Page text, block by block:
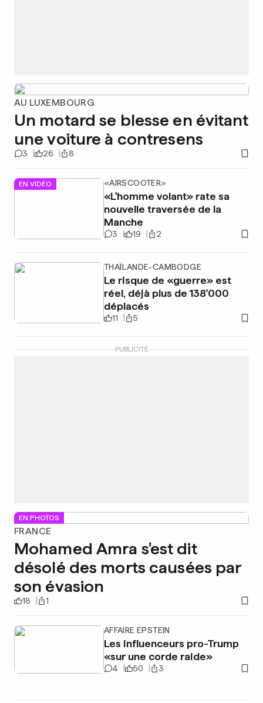
AU LUXEMBOURG
Un motard se blesse en évitant
une voiture à contresens
3 26 8
EN VIDÉO «AIRSCOOTER»
«L'homme volant» rate sa
nouvelle traversée de la
Manche
3 19 2
THAÏLANDE-CAMBODGE
Le risque de «guerre» est
réel, déjà plus de 138'000
déplacés
11 5
PUBLICITÉ
EN PHOTOS
FRANCE
Mohamed Amra s'est dit
désolé des morts causées par
son évasion
18 1
AFFAIRE EPSTEIN
Les influenceurs pro-Trump
«sur une corde raide»
4 50 3